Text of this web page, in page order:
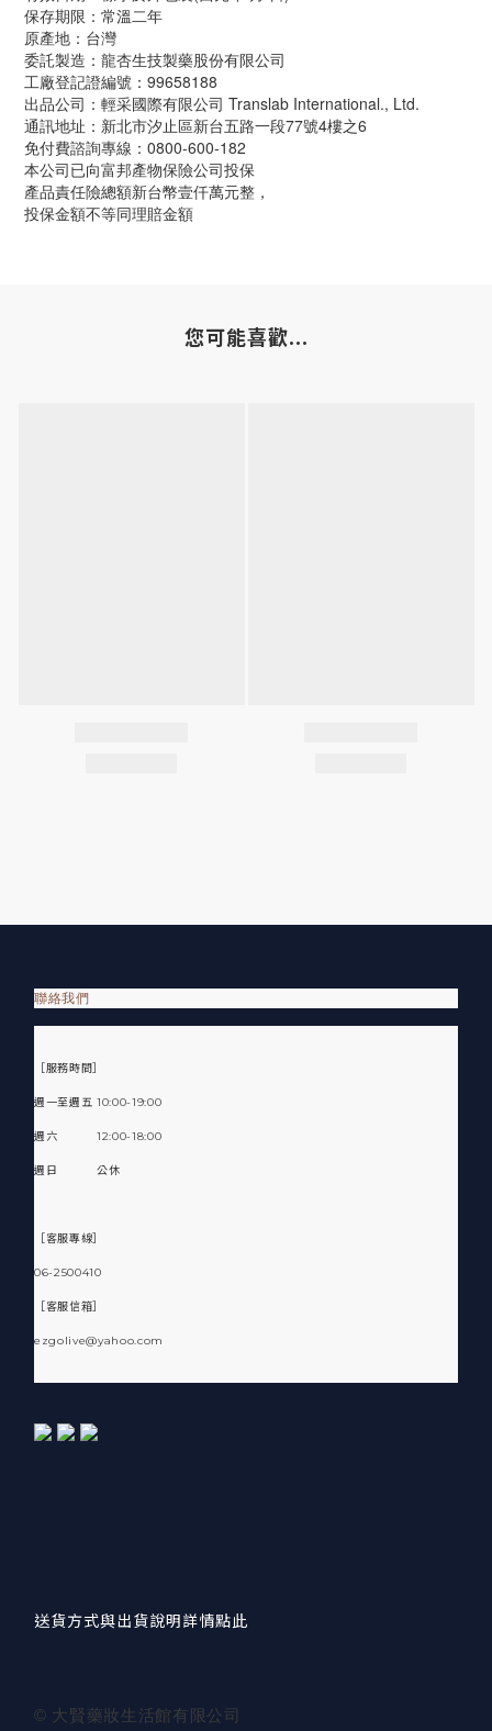
保存期限：常溫二年
原產地：台灣
委託製造：龍杏生技製藥股份有限公司
工廠登記證編號：99658188
出品公司：輕采國際有限公司 Translab International., Ltd.
通訊地址：新北市汐止區新台五路一段77號4樓之6
免付費諮詢專線：0800-600-182
本公司已向富邦產物保險公司投保
產品責任險總額新台幣壹仟萬元整，
投保金額不等同理賠金額
您可能喜歡...
聯絡我們
［服務時間］
週一至週五 10:00-19:00
週六 12:00-18:00
週日 公休
［客服專線］
06-2500410
［客服信箱］
ezgolive@yahoo.com
送貨方式與出貨說明詳情點此
© 大賢藥妝生活館有限公司